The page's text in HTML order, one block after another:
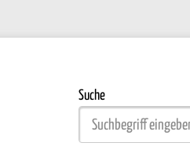
Suche